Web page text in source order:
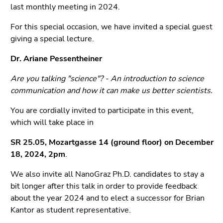
Link.
Inhalt
1)
Zur
Positionsanzeige
(Zugriffstaste
Zur
Hauptnavigation
3)
Zu
den
Zusatzinformationen
last monthly meeting in 2024.
For this special occasion, we have invited a special guest
giving a special lecture.
Dr. Ariane Pessentheiner
Are you talking "science"? - An introduction to science
communication and how it can make us better scientists.
You are cordially invited to participate in this event,
which will take place in
SR 25.05, Mozartgasse 14 (ground floor) on December
18, 2024, 2pm.
We also invite all NanoGraz Ph.D. candidates to stay a
bit longer after this talk in order to provide feedback
about the year 2024 and to elect a successor for Brian
Kantor as student representative.